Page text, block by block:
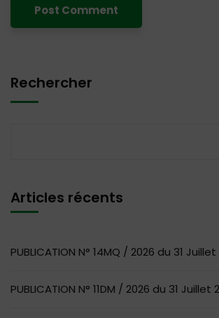
Rechercher
Articles récents
PUBLICATION N° 14MQ / 2026 du 31
PUBLICATION N° 11DM / 2026 du 31 Juillet